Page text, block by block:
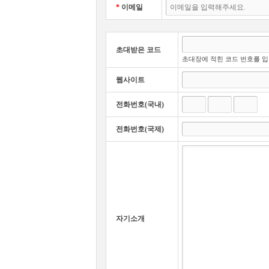
* 이메일
초대받은 코드
초대장에 적힌 코드 번호를 입
웹사이트
전화번호(국내)
전화번호(국제)
자기소개